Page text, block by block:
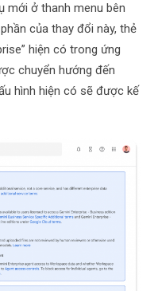
mới ở thanh menu bên
của thay đổi này, thẻ
hiện có trong ứng
chuyển hướng đến
hình hiện có sẽ được kế